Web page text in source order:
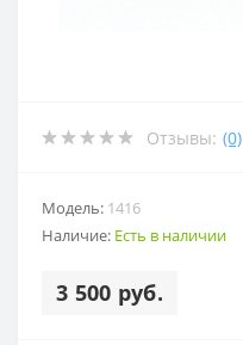
Отзывы: (0)
Модель: 1416
Наличие: Есть в наличии
3 500 руб.